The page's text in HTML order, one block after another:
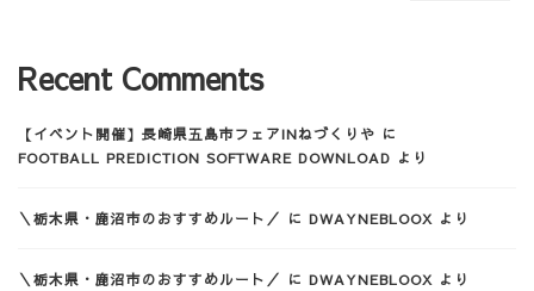
Recent Comments
【イベント開催】長崎県五島市フェアINねづくりや に
FOOTBALL PREDICTION SOFTWARE DOWNLOAD より
＼栃木県・鹿沼市のおすすめルート／ に DWAYNEBLOOX より
＼栃木県・鹿沼市のおすすめルート／ に DWAYNEBLOOX より